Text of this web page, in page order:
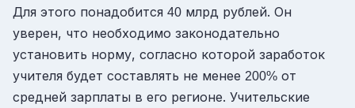
Для этого понадобится 40 млрд рублей. Он
уверен, что необходимо законодательно
установить норму, согласно которой заработок
учителя будет составлять не менее 200% от
средней зарплаты в его регионе. Учительские